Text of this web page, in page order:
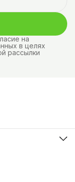
на
в целях
рассылки